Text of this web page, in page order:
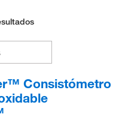
Consistómetro